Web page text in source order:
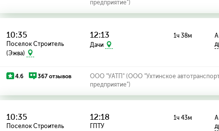
предприятие")
10:35
Поселок Строитель
(Эжва)
12:13
Дачи
1ч 38м
4.6 367 отзывов
ООО "УАТП" (ООО "Ухтинское
предприятие")
10:35
Поселок Строитель
12:18
ГПТУ
1ч 43м